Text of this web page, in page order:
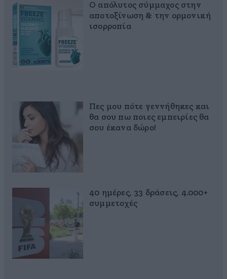
Ο απόλυτος σύμμαχος στην
αποτοξίνωση & την ορμονική
ισορροπία
Πες μου πότε γεννήθηκες και
θα σου πω ποιες εμπειρίες θα
σου έκανα δώρο!
40 ημέρες, 33 δράσεις, 4.000+
συμμετοχές